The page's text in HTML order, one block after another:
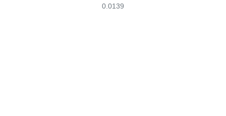
0.0139